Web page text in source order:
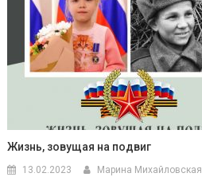
Жизнь, зовущая на подвиг
13.02.2023 Марина Михайловская